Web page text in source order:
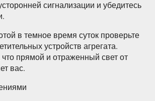
сигнализации и убедитесь
в темное время суток проверьте
устройств агрегата.
прямой и отраженный свет от
вас.